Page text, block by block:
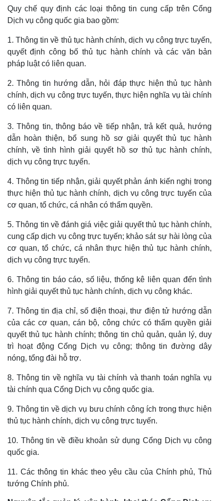
Kinh tế
Quy chế quy định các loại thông tin cung cấp trên Cổng
Dịch vụ công quốc gia bao gồm:
1. Thông tin về thủ tục hành chính, dịch vụ công trực tuyến,
quyết định công bố thủ tục hành chính và các văn bản
pháp luật có liên quan.
2. Thông tin hướng dẫn, hỏi đáp thực hiện thủ tục hành
chính, dịch vụ công trực tuyến, thực hiện nghĩa vụ tài chính
có liên quan.
3. Thông tin, thông báo về tiếp nhận, trả kết quả, hướng
dẫn hoàn thiện, bổ sung hồ sơ giải quyết thủ tục hành
chính, về tình hình giải quyết hồ sơ thủ tục hành chính,
dịch vụ công trực tuyến.
4. Thông tin tiếp nhận, giải quyết phản ánh kiến nghị trong
thực hiện thủ tục hành chính, dịch vụ công trực tuyến của
cơ quan, tổ chức, cá nhân có thẩm quyền.
5. Thông tin về đánh giá việc giải quyết thủ tục hành chính,
cung cấp dịch vụ công trực tuyến; khảo sát sự hài lòng của
cơ quan, tổ chức, cá nhân thực hiện thủ tục hành chính,
dịch vụ công trực tuyến.
6. Thông tin báo cáo, số liệu, thống kê liên quan đến tình
hình giải quyết thủ tục hành chính, dịch vụ công khác.
7. Thông tin địa chỉ, số điện thoại, thư điện tử hướng dẫn
của các cơ quan, cán bộ, công chức có thẩm quyền giải
quyết thủ tục hành chính; thông tin chủ quản, quản lý, duy
trì hoạt động Cổng Dịch vụ công; thông tin đường dây
nóng, tổng đài hỗ trợ.
8. Thông tin về nghĩa vụ tài chính và thanh toán nghĩa vụ
tài chính qua Cổng Dịch vụ công quốc gia.
9. Thông tin về dịch vụ bưu chính công ích trong thực hiện
thủ tục hành chính, dịch vụ công trực tuyến.
10. Thông tin về điều khoản sử dụng Cổng Dịch vụ công
quốc gia.
11. Các thông tin khác theo yêu cầu của Chính phủ, Thủ
tướng Chính phủ.